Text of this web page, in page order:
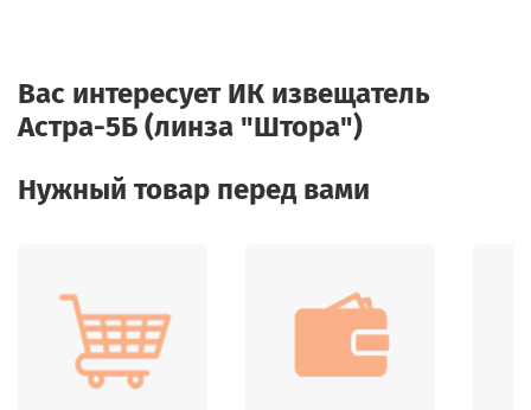
Вас интересует ИК извещатель
Астра-5Б (линза "Штора")
Нужный товар перед вами